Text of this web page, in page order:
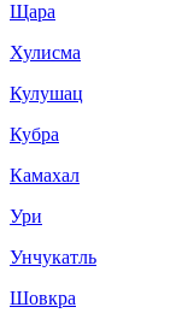
Щара
Хулисма
Кулушац
Кубра
Камахал
Ури
Унчукатль
Шовкра